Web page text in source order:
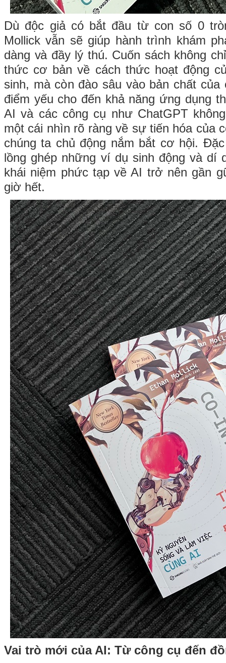
Dù độc giả có bắt đầu từ con số 0
Mollick vẫn sẽ giúp hành trình khám
dàng và đầy lý thú. Cuốn sách không
thức cơ bản về cách thức hoạt động
sinh, mà còn đào sâu vào bản chất
điểm yếu cho đến khả năng ứng dụng
AI và các công cụ như ChatGPT
một cái nhìn rõ ràng về sự tiến hóa của
chúng ta chủ động nắm bắt cơ hội.
lồng ghép những ví dụ sinh động và dí
khái niệm phức tạp về AI trở nên gần
giờ hết.
Vai trò mới của AI: Từ công cụ đến